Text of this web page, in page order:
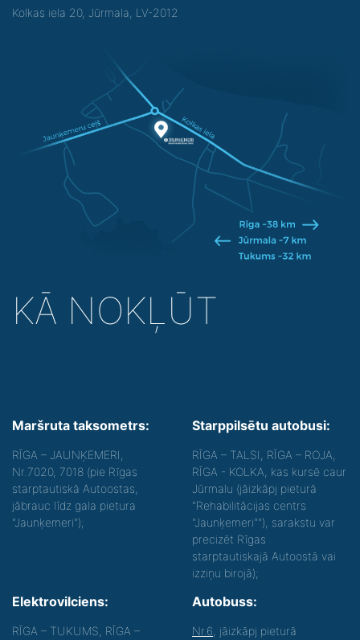
Kolkas iela 20, Jūrmala, LV-2012
KĀ NOKĻŪT
Maršruta taksometrs:
RĪGA – JAUNĶEMERI,
Nr.7020, 7018 (pie Rīgas
starptautiskā Autoostas,
jābrauc līdz gala pietura
"Jaunķemeri");
Starppilsētu autobusi:
RĪGA – TALSI, RĪGA – ROJA,
RĪGA - KOLKA, kas kursē caur
Jūrmalu (jāizkāpj pieturā
"Rehabilitācijas centrs
"Jaunķemeri""), sarakstu var
precizēt Rīgas
starptautiskajā Autoostā vai
izziņu birojā);
Elektrovilciens:
RĪGA – TUKUMS, RĪGA –
Autobuss:
Nr.6 , jāizkāpj pieturā